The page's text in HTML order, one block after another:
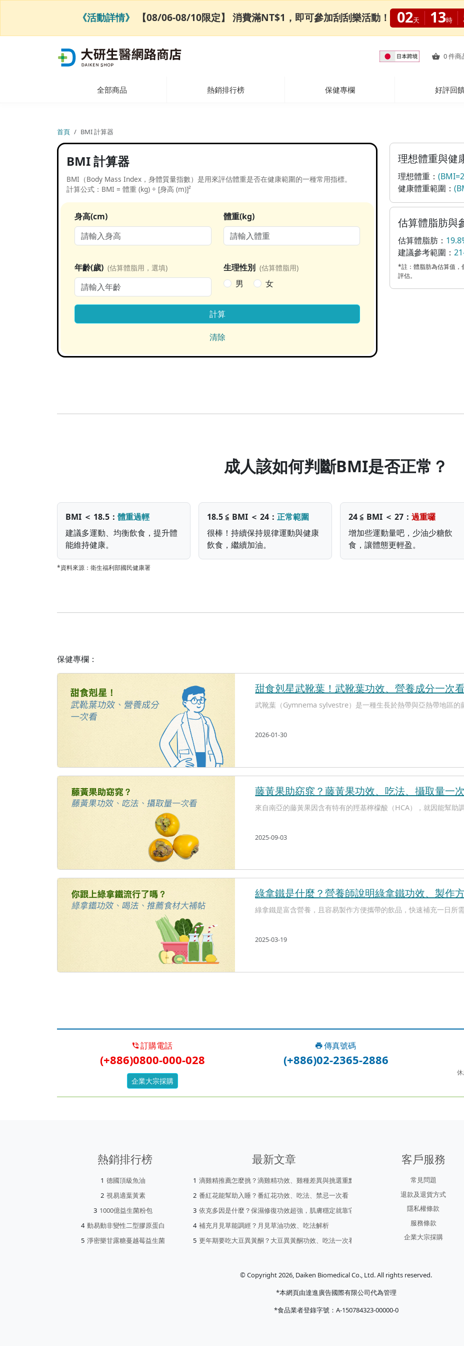
0件商
全部商品 熱銷排行榜 保健專欄 好評回
首頁 BMI 計算器
BMI 計算器
BMI（Body Mass Index，身體質量指數）是用來評估體重是否在健康範圍的一種常用指標。
計算公式：BMI = 體重 (kg) ÷ [身高 (m)]²
身高(cm) 體重(kg)
年齡(歲) (估算體脂用，選填) 生理性別 (估算體脂用)
男 女
計算
清除
理想體重與健
理想體重：
健康體重範圍：
估算體脂肪與
估算體脂肪：
建議參考範圍：
*註：體脂肪為估算值，
評估。
成人該如何判斷BMI是否正常？
BMI ＜ 18.5： 體重過輕
建議多運動、均衡飲食，提升體
能維持健康。
18.5 ≦ BMI ＜ 24： 正常範圍
很棒！持續保持規律運動與健康
飲食，繼續加油。
24 ≦ BMI ＜ 27： 過重囉
增加些運動量吧，少油少糖飲
食，讓體態更輕盈。
*資料來源：衛生福利部國民健康署
保健專欄：
甜食剋星武靴葉！武靴葉功效、營養成分一次
武靴葉（Gymnema sylvestre）是一種生長於熱帶與亞熱帶地區的
2026-01-30
藤黃果助窈窕？藤黃果功效、吃法、攝取量一
來自南亞的藤黃果因含有特有的羥基檸檬酸（HCA），就因能幫助
2025-09-03
綠拿鐵是什麼？營養師說明綠拿鐵功效、製作
綠拿鐵是富含營養，且容易製作方便攜帶的飲品，快速補充一日所
2025-03-19
訂購電話
(+886)0800-000-028
企業大宗採購
傳真號碼
(+886)02-2365-2886
熱銷排行榜
德國頂級魚油
視易適葉黃素
1000億益生菌粉包
動易動非變性二型膠原蛋白
淨密樂甘露糖蔓越莓益生菌
最新文章
滴雞精推薦怎麼挑？滴雞精功效、雞種差異與挑選重點
番紅花能幫助入睡？番紅花功效、吃法、禁忌一次看
依克多因是什麼？保濕修復功效超強，肌膚穩定就靠它！
補充月見草能調經？月見草油功效、吃法解析
更年期要吃大豆異黃酮？大豆異黃酮功效、吃法一次看
客戶服務
常見問題
退款及退貨方式
隱私權條款
服務條款
企業大宗採購
© Copyright 2026, Daiken Biomedical Co., Ltd. All rights reserved.
*本網頁由達進廣告國際有限公司代為管理
*食品業者登錄字號：A-150784323-00000-0
《活動詳情》 【08/06-08/10限定】 消費滿NT$1，即可參加刮刮樂活動！ 02天 13時